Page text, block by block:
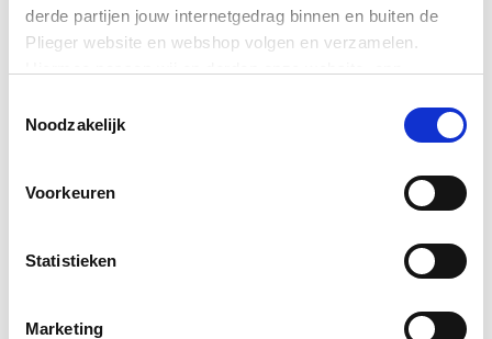
derde partijen jouw internetgedrag binnen en buiten de
Plieger website en webshop volgen en verzamelen.
We slaan je cookievoorkeur op in je browser.
Noodzakelijk
Voorkeuren
Statistieken
Marketing